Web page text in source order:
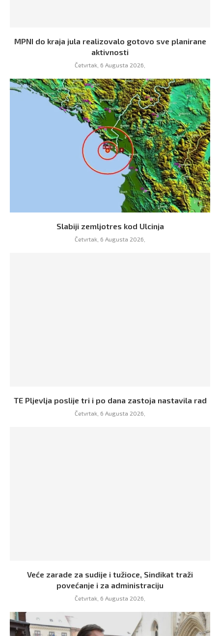
MPNI do kraja jula realizovalo gotovo sve planirane
aktivnosti
Četvrtak, 6 Augusta 2026,
Slabiji zemljotres kod Ulcinja
Četvrtak, 6 Augusta 2026,
TE Pljevlja poslije tri i po dana zastoja nastavila rad
Četvrtak, 6 Augusta 2026,
Veće zarade za sudije i tužioce, Sindikat traži
povećanje i za administraciju
Četvrtak, 6 Augusta 2026,